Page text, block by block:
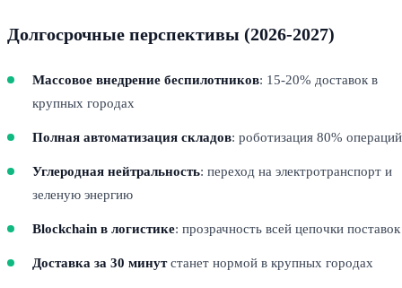
Долгосрочные перспективы (2026-2027)
Массовое внедрение беспилотников: 15-20% доставок в
крупных городах
Полная автоматизация складов: роботизация 80% операций
Углеродная нейтральность: переход на электротранспорт и
зеленую энергию
Blockchain в логистике: прозрачность всей цепочки поставок
Доставка за 30 минутстанет нормой в крупных городах